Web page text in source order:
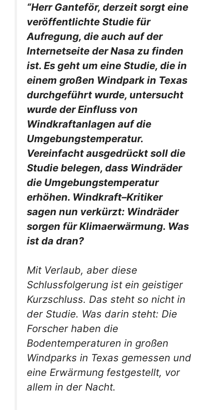
“Herr Ganteför, derzeit sorgt eine
veröffentlichte Studie für
Aufregung, die auch auf der
Internetseite der Nasa zu finden
ist. Es geht um eine Studie, die in
einem großen Windpark in Texas
durchgeführt wurde, untersucht
wurde der Einfluss von
Windkraftanlagen auf die
Umgebungstemperatur.
Vereinfacht ausgedrückt soll die
Studie belegen, dass Windräder
die Umgebungstemperatur
erhöhen. Windkraft–Kritiker
sagen nun verkürzt: Windräder
sorgen für Klimaerwärmung. Was
ist da dran?
Mit Verlaub, aber diese
Schlussfolgerung ist ein geistiger
Kurzschluss. Das steht so nicht in
der Studie. Was darin steht: Die
Forscher haben die
Bodentemperaturen in großen
Windparks in Texas gemessen und
eine Erwärmung festgestellt, vor
allem in der Nacht.